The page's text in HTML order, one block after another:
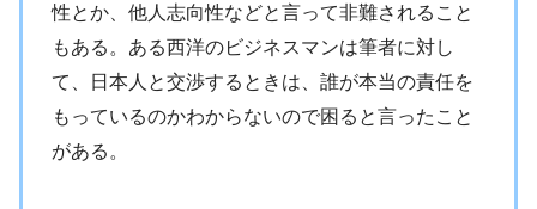
性とか、他人志向性などと言って非難されること
もある。ある西洋のビジネスマンは筆者に対し
て、日本人と交渉するときは、誰が本当の責任を
もっているのかわからないので困ると言ったこと
がある。